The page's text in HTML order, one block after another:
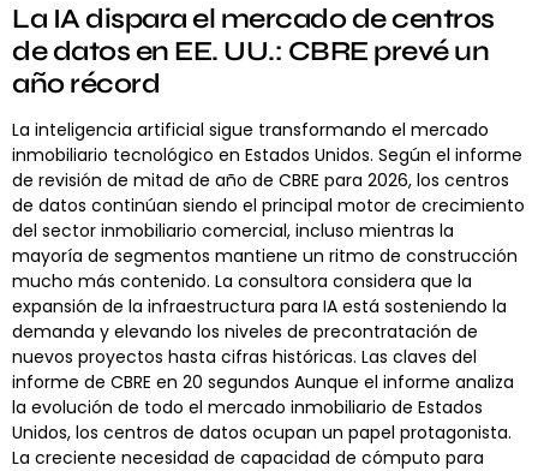
La IA dispara el mercado de centros
de datos en EE. UU.: CBRE prevé un
año récord
La inteligencia artificial sigue transformando el mercado
inmobiliario tecnológico en Estados Unidos. Según el informe
de revisión de mitad de año de CBRE para 2026, los centros
de datos continúan siendo el principal motor de crecimiento
del sector inmobiliario comercial, incluso mientras la
mayoría de segmentos mantiene un ritmo de construcción
mucho más contenido. La consultora considera que la
expansión de la infraestructura para IA está sosteniendo la
demanda y elevando los niveles de precontratación de
nuevos proyectos hasta cifras históricas. Las claves del
informe de CBRE en 20 segundos Aunque el informe analiza
la evolución de todo el mercado inmobiliario de Estados
Unidos, los centros de datos ocupan un papel protagonista.
La creciente necesidad de capacidad de cómputo para